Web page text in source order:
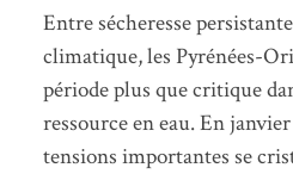
Entre sécheresse
climatique, les Pyrénées-
période plus que critique
ressource en eau. En
tensions importantes se